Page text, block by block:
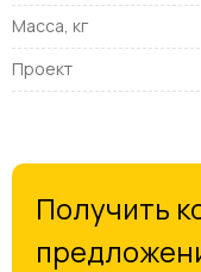
Масса, кг
Проект
Получить